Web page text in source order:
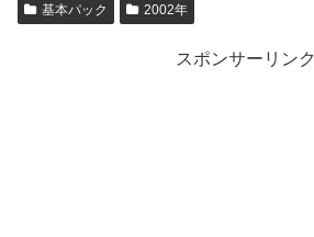
基本パック 2002年
スポンサーリンク